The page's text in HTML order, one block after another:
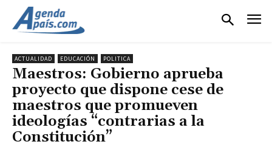
ACTUALIDAD EDUCACIÓN POLITICA
Maestros: Gobierno aprueba
proyecto que dispone cese de
maestros que promueven
ideologías “contrarias a la
Constitución”